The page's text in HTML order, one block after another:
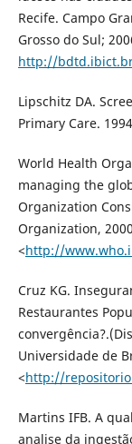
Recife. Campo
Grosso do Sul;
http://
Lipschitz DA.
Primary Care.
World Health
managing the
Organization
Organization,
<http://
Cruz KG.
Restaurantes
Universidade de
<http://
Martins IFB. A
analise da